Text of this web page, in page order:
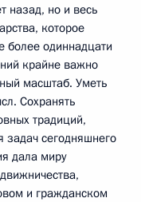
назад, но и весь
которое
более одиннадцати
крайне важно
масштаб. Уметь
Сохранять
традиций,
задач сегодняшнего
дала миру
и гражданском